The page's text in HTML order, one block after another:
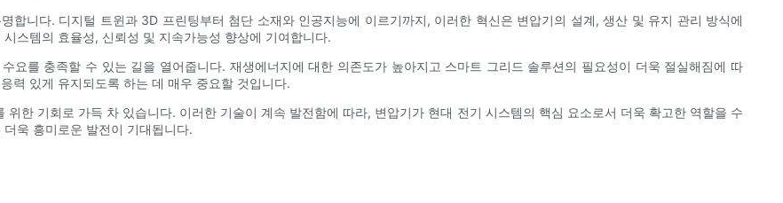
합니다. 디지털 트윈과 3D 프린팅부터 첨단 소재와 인공지능에 이르기까지, 이러한 혁신은 변압기의 설계, 생산 및 유지 관리 방식에
스템의 효율성, 신뢰성 및 지속가능성 향상에 기여합니다.
요를 충족할 수 있는 길을 열어줍니다. 재생에너지에 대한 의존도가 높아지고 스마트 그리드 솔루션의 필요성이 더욱 절실해짐에 따
력 있게 유지되도록 하는 데 매우 중요할 것입니다.
한 기회로 가득 차 있습니다. 이러한 기술이 계속 발전함에 따라, 변압기가 현대 전기 시스템의 핵심 요소로서 더욱 확고한 역할을 수
욱 흥미로운 발전이 기대됩니다.